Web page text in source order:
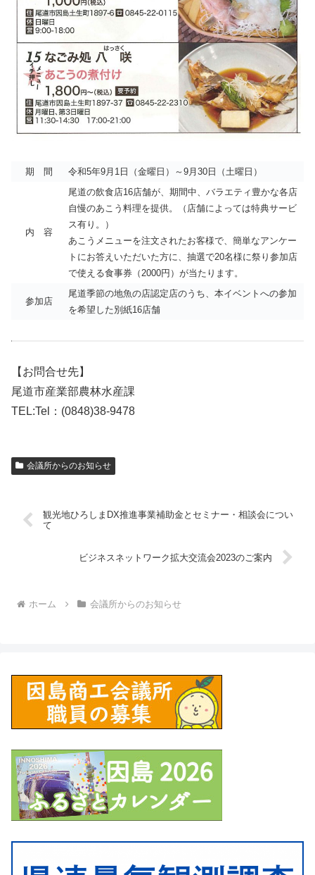
期 間 令和5年9月1日（金曜日）～9月30日（土曜日）
内 容
尾道の飲食店16店舗が、期間中、バラエティ豊かな各店
自慢のあこう料理を提供。（店舗によっては特典サービ
ス有り。）
あこうメニューを注文されたお客様で、簡単なアンケー
トにお答えいただいた方に、抽選で20名様に祭り参加店
で使える食事券（2000円）が当たります。
参加店
尾道季節の地魚の店認定店のうち、本イベントへの参加
を希望した別紙16店舗
【お問合せ先】
尾道市産業部農林水産課
TEL:Tel：(0848)38-9478
会議所からのお知らせ
観光地ひろしまDX推進事業補助金とセミナー・相談会につい
て
ビジネスネットワーク拡大交流会2023のご案内
ホーム 会議所からのお知らせ